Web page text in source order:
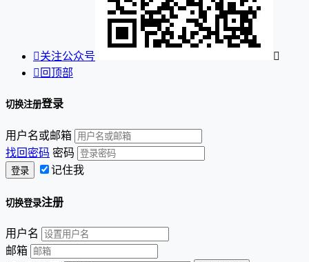
关注公众号

 回顶部
切换注册登录
用户名或邮箱
找回密码 密码
记住我
切换登录注册
用户名
邮箱